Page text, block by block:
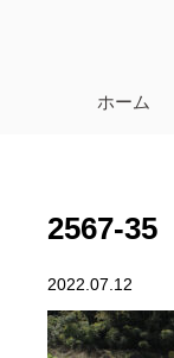
ホーム
2567-35
2022.07.12